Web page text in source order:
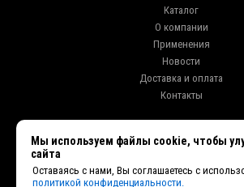
Каталог
О компании
Применения
Новости
Доставка и оплата
Контакты
+7 (914) 010-76-83, 8 (3952) 93-27-93 -
Мы используем файлы cookie, чтобы
сайта
Оставаясь с нами, Вы соглашаетесь с
политикой конфиденциальности.